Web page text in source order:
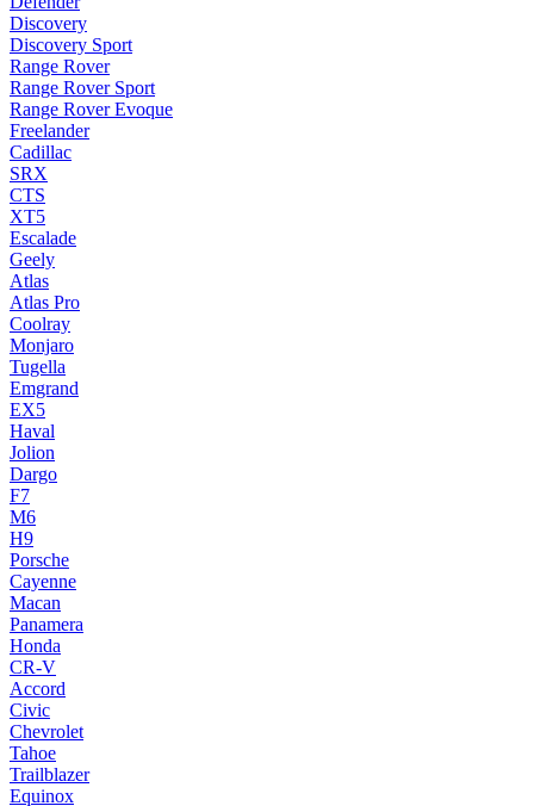
Discovery
Discovery Sport
Range Rover
Range Rover Sport
Range Rover Evoque
Freelander
Cadillac
SRX
CTS
XT5
Escalade
Geely
Atlas
Atlas Pro
Coolray
Monjaro
Tugella
Emgrand
EX5
Haval
Jolion
Dargo
F7
M6
H9
Porsche
Cayenne
Macan
Panamera
Honda
CR-V
Accord
Civic
Chevrolet
Tahoe
Trailblazer
Equinox